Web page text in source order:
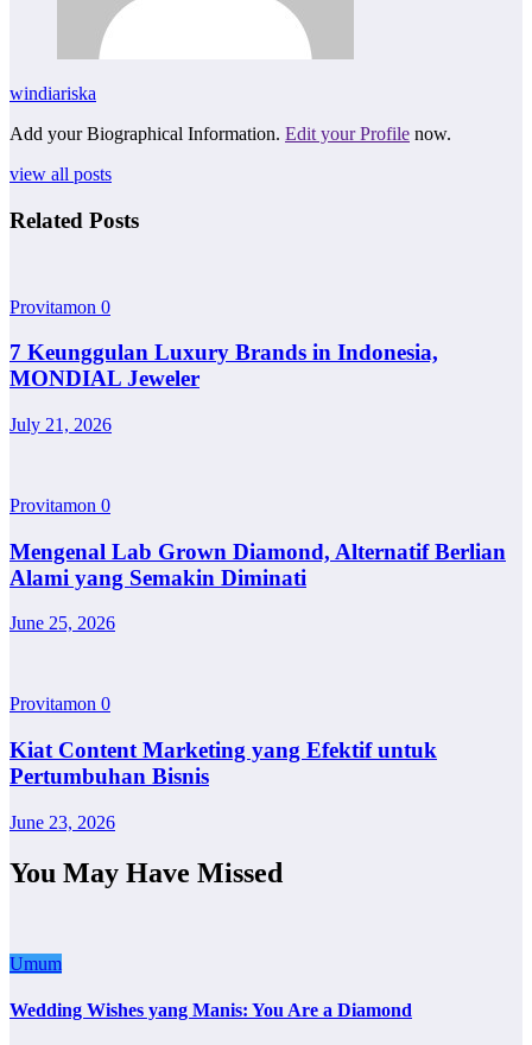
windiariska
Add your Biographical Information. Edit your Profile now.
view all posts
Related Posts
Provitamon 0
7 Keunggulan Luxury Brands in Indonesia,
MONDIAL Jeweler
July 21, 2026
Provitamon 0
Mengenal Lab Grown Diamond, Alternatif Berlian
Alami yang Semakin Diminati
June 25, 2026
Provitamon 0
Kiat Content Marketing yang Efektif untuk
Pertumbuhan Bisnis
June 23, 2026
You May Have Missed
Umum
Wedding Wishes yang Manis: You Are a Diamond